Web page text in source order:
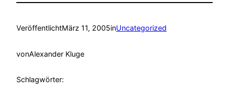
VeröffentlichtMärz 11, 2005inUncategorized
vonAlexander Kluge
Schlagwörter: